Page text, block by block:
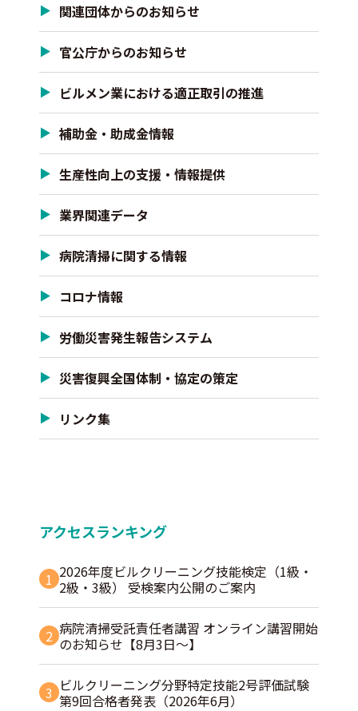
関連団体からのお知らせ
官公庁からのお知らせ
ビルメン業における適正取引の推進
補助金・助成金情報
生産性向上の支援・情報提供
業界関連データ
病院清掃に関する情報
コロナ情報
労働災害発生報告システム
災害復興全国体制・協定の策定
リンク集
アクセスランキング
1 2026年度ビルクリーニング技能検定（1級・
2級・3級） 受検案内公開のご案内
2 病院清掃受託責任者講習 オンライン講習開始
のお知らせ【8月3日～】
3 ビルクリーニング分野特定技能2号評価試験
第9回合格者発表（2026年6月）